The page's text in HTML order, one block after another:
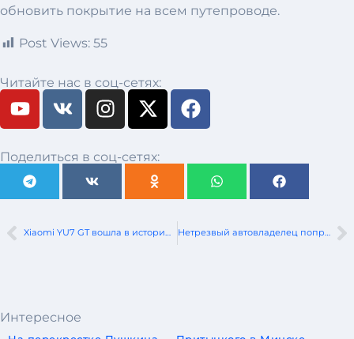
обновить покрытие на всем путепроводе.
Post Views: 55
Читайте нас в соц-сетях:
Поделиться в соц-сетях:
Xiaomi YU7 GT вошла в историю Нюрбургринга, установив рекорд круга без водителя Нетрезвый автовладелец попросил сесть за руль 16-летнего подростка, который не справился с управлением и совершил смертельное ДТП
Интересное